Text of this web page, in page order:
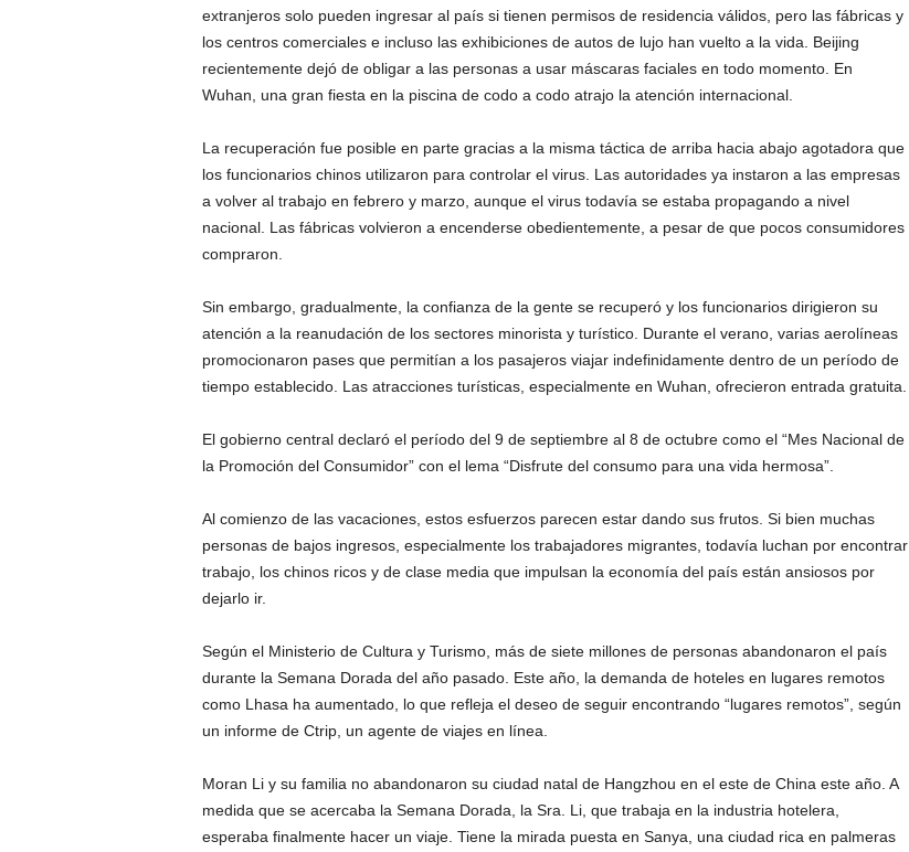
extranjeros solo pueden ingresar al país si tienen permisos de residencia válidos, pero las fábricas y
los centros comerciales e incluso las exhibiciones de autos de lujo han vuelto a la vida. Beijing
recientemente dejó de obligar a las personas a usar máscaras faciales en todo momento. En
Wuhan, una gran fiesta en la piscina de codo a codo atrajo la atención internacional.
La recuperación fue posible en parte gracias a la misma táctica de arriba hacia abajo agotadora que
los funcionarios chinos utilizaron para controlar el virus. Las autoridades ya instaron a las empresas
a volver al trabajo en febrero y marzo, aunque el virus todavía se estaba propagando a nivel
nacional. Las fábricas volvieron a encenderse obedientemente, a pesar de que pocos consumidores
compraron.
Sin embargo, gradualmente, la confianza de la gente se recuperó y los funcionarios dirigieron su
atención a la reanudación de los sectores minorista y turístico. Durante el verano, varias aerolíneas
promocionaron pases que permitían a los pasajeros viajar indefinidamente dentro de un período de
tiempo establecido. Las atracciones turísticas, especialmente en Wuhan, ofrecieron entrada gratuita.
El gobierno central declaró el período del 9 de septiembre al 8 de octubre como el “Mes Nacional de
la Promoción del Consumidor” con el lema “Disfrute del consumo para una vida hermosa”.
Al comienzo de las vacaciones, estos esfuerzos parecen estar dando sus frutos. Si bien muchas
personas de bajos ingresos, especialmente los trabajadores migrantes, todavía luchan por encontrar
trabajo, los chinos ricos y de clase media que impulsan la economía del país están ansiosos por
dejarlo ir.
Según el Ministerio de Cultura y Turismo, más de siete millones de personas abandonaron el país
durante la Semana Dorada del año pasado. Este año, la demanda de hoteles en lugares remotos
como Lhasa ha aumentado, lo que refleja el deseo de seguir encontrando “lugares remotos”, según
un informe de Ctrip, un agente de viajes en línea.
Moran Li y su familia no abandonaron su ciudad natal de Hangzhou en el este de China este año. A
medida que se acercaba la Semana Dorada, la Sra. Li, que trabaja en la industria hotelera,
esperaba finalmente hacer un viaje. Tiene la mirada puesta en Sanya, una ciudad rica en palmeras